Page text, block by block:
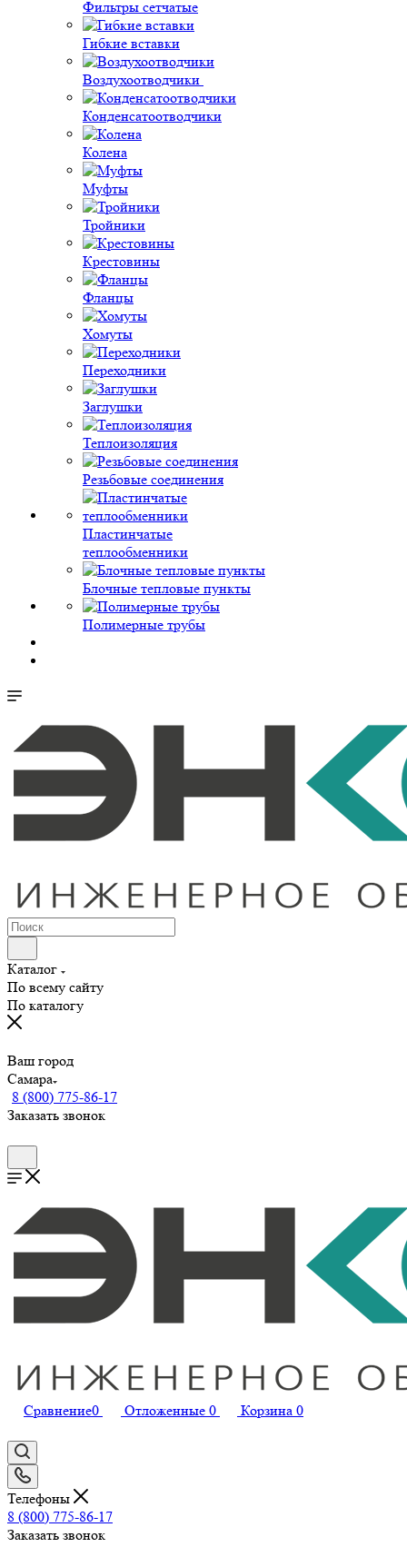
Фильтры сетчатые
Гибкие вставки
Воздухоотводчики
Конденсатоотводчики
Колена
Муфты
Тройники
Крестовины
Фланцы
Хомуты
Переходники
Заглушки
Теплоизоляция
Резьбовые соединения
Пластинчатые
теплообменники
Блочные тепловые пункты
Полимерные трубы
Каталог
По всему сайту
По каталогу
Ваш город
Самара
8 (800) 775-86-17
Заказать звонок
Сравнение0 Отложенные 0 Корзина 0
Телефоны
8 (800) 775-86-17
Заказать звонок